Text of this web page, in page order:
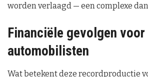
worden verlaagd — een complexe
Financiële gevolgen voor
automobilisten
Wat betekent deze recordproductie